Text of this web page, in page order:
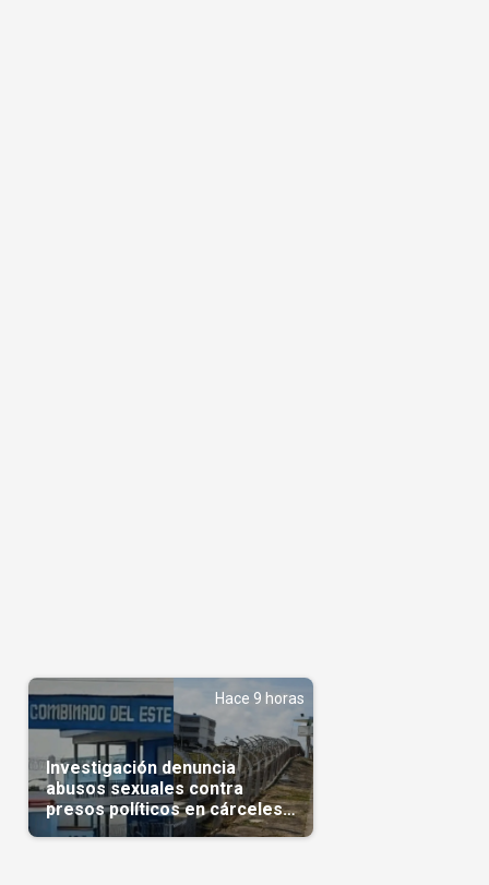
Hace 9 horas
Investigación denuncia
abusos sexuales contra
presos políticos en cárceles
cubanas